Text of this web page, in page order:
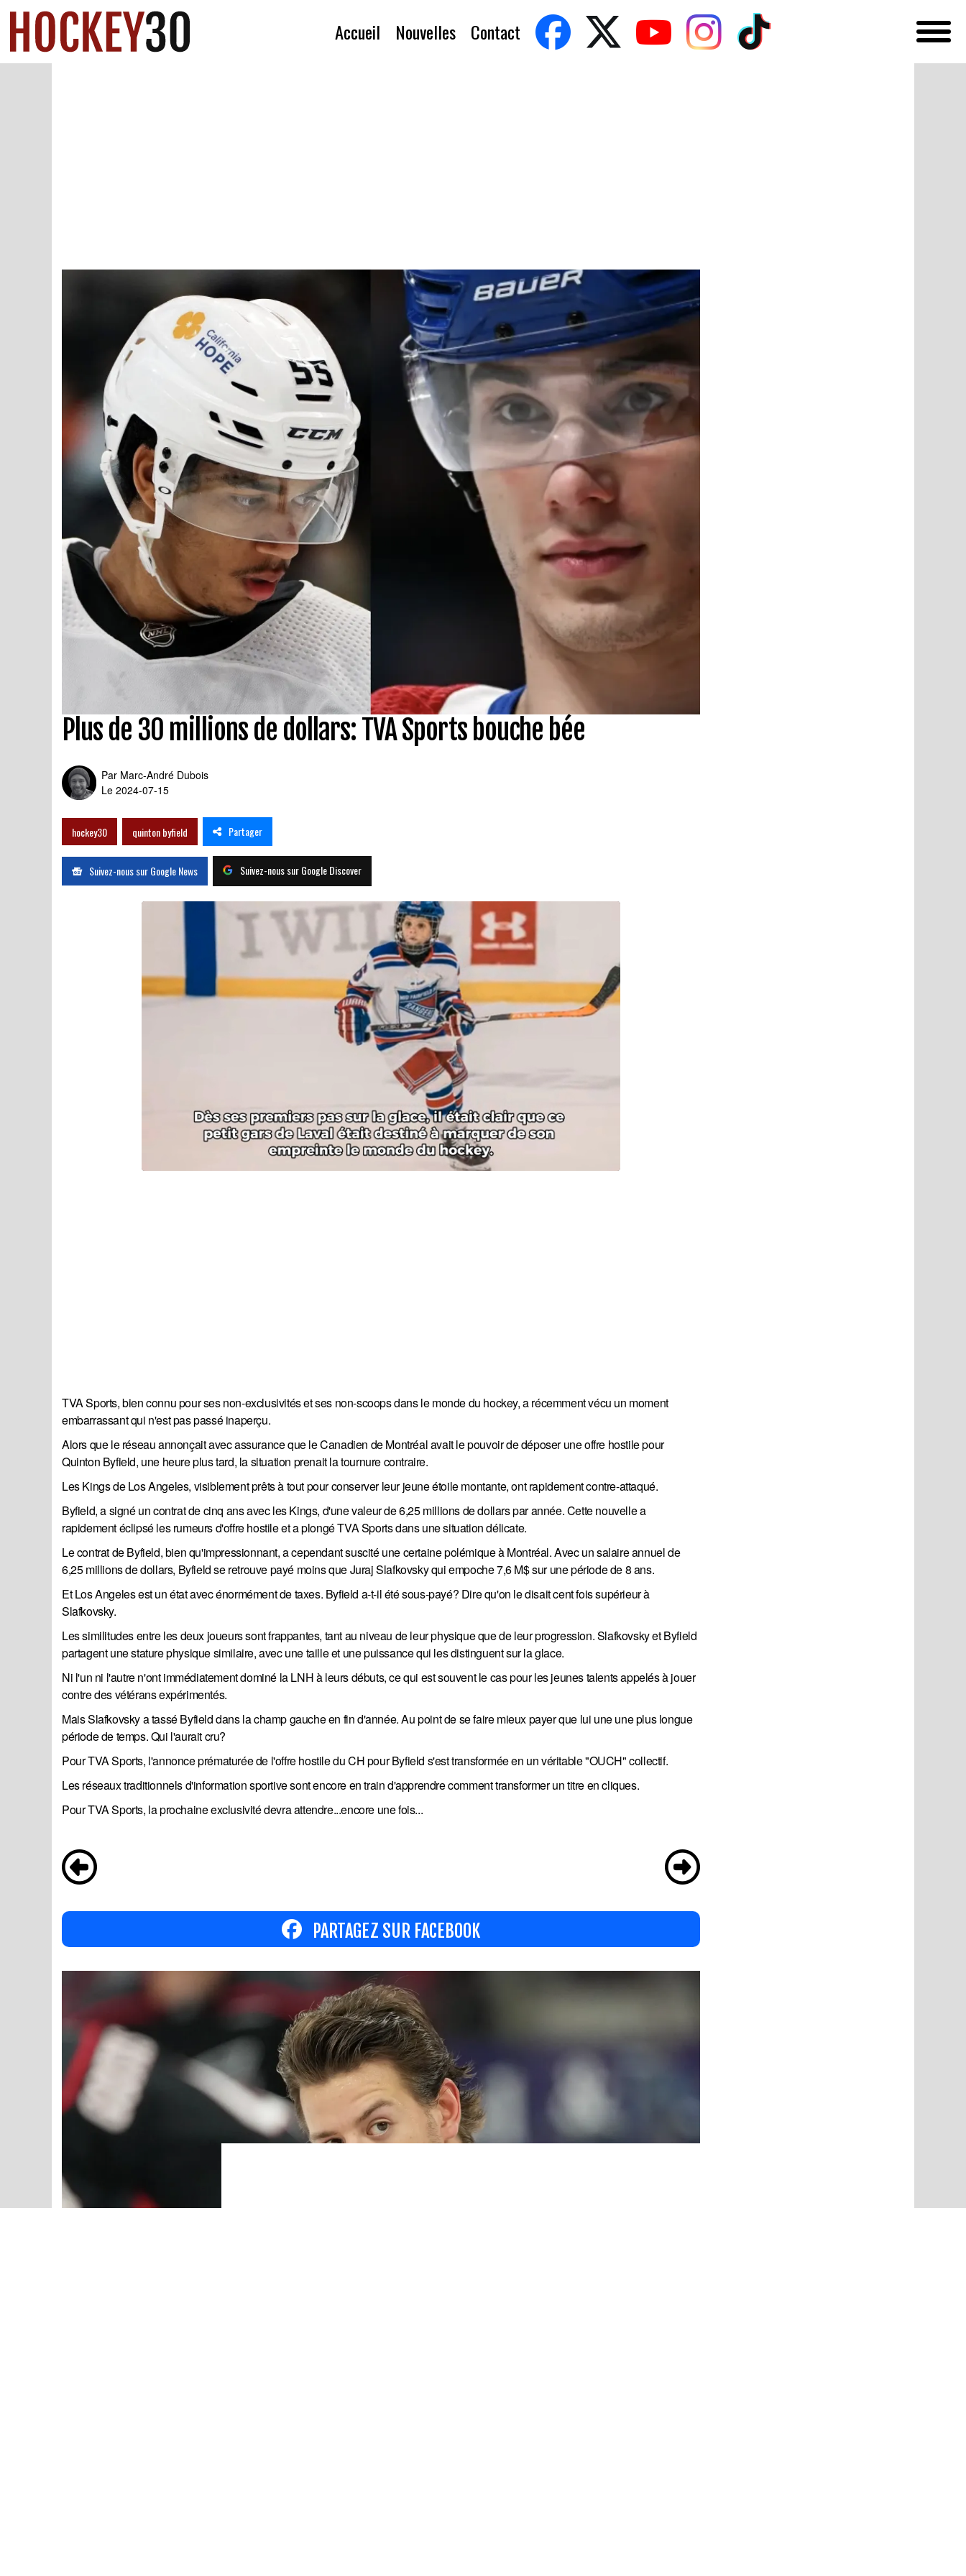
Accueil Nouvelles Contact
Plus de 30 millions de dollars: TVA Sports bouche bée
Par Marc-André Dubois
Le 2024-07-15
hockey30 quinton byfield Partager
Suivez-nous sur Google News Suivez-nous sur Google Discover
TVA Sports, bien connu pour ses non-exclusivités et ses non-scoops dans le monde du hockey, a récemment vécu un moment
embarrassant qui n'est pas passé inaperçu.
Alors que le réseau annonçait avec assurance que le Canadien de Montréal avait le pouvoir de déposer une offre hostile pour
Quinton Byfield, une heure plus tard, la situation prenait la tournure contraire.
Les Kings de Los Angeles, visiblement prêts à tout pour conserver leur jeune étoile montante, ont rapidement contre-attaqué.
Byfield, a signé un contrat de cinq ans avec les Kings, d'une valeur de 6,25 millions de dollars par année. Cette nouvelle a
rapidement éclipsé les rumeurs d'offre hostile et a plongé TVA Sports dans une situation délicate.
Le contrat de Byfield, bien qu'impressionnant, a cependant suscité une certaine polémique à Montréal. Avec un salaire annuel de
6,25 millions de dollars, Byfield se retrouve payé moins que Juraj Slafkovsky qui empoche 7,6 M$ sur une période de 8 ans.
Et Los Angeles est un état avec énormément de taxes. Byfield a-t-il été sous-payé? Dire qu'on le disait cent fois supérieur à
Slafkovsky.
Les similitudes entre les deux joueurs sont frappantes, tant au niveau de leur physique que de leur progression. Slafkovsky et Byfield
partagent une stature physique similaire, avec une taille et une puissance qui les distinguent sur la glace.
Ni l'un ni l'autre n'ont immédiatement dominé la LNH à leurs débuts, ce qui est souvent le cas pour les jeunes talents appelés à jouer
contre des vétérans expérimentés.
Mais Slafkovsky a tassé Byfield dans la champ gauche en fin d'année. Au point de se faire mieux payer que lui une une plus longue
période de temps. Qui l'aurait cru?
Pour TVA Sports, l'annonce prématurée de l'offre hostile du CH pour Byfield s'est transformée en un véritable "OUCH" collectif.
Les réseaux traditionnels d'information sportive sont encore en train d'apprendre comment transformer un titre en cliques.
Pour TVA Sports, la prochaine exclusivité devra attendre...encore une fois...
PARTAGEZ SUR FACEBOOK